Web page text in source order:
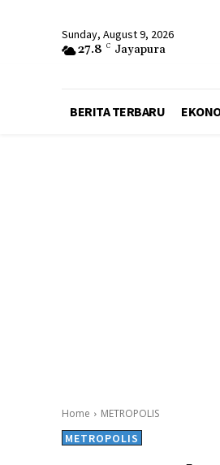
Sunday, August 9, 2026
27.8 C Jayapura
BERITA TERBARU
Home METROPOLIS
METROPOLIS